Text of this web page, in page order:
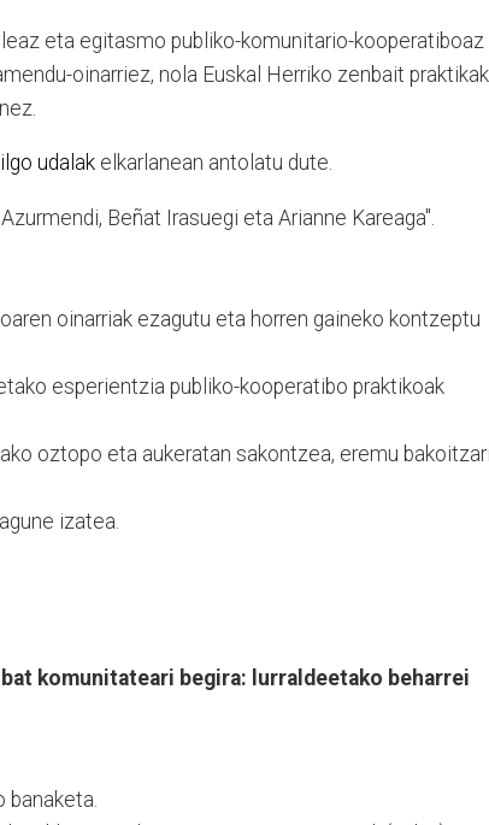
eta egitasmo publiko-komunitario-kooperatiboaz
oinarriez, nola Euskal Herriko zenbait praktikak
udalak elkarlanean antolatu dute.
Beñat Irasuegi eta Arianne Kareaga".
oinarriak ezagutu eta horren gaineko kontzeptu
esperientzia publiko-kooperatibo praktikoak
oztopo eta aukeratan sakontzea, eremu
izatea.
komunitateari begira: lurraldeetako beharrei
banaketa.